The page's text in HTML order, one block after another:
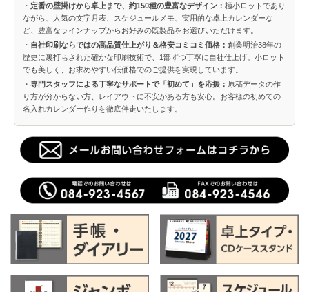
・ 定番の壁掛けから卓上まで、約150種の豊富なデザイン： 極小ロットであり
ながら、人気の文字月表、スケジュールメモ、実用的な卓上カレンダーな
ど、豊富なラインナップからお好みの既製品をお選びいただけます。
・ 自社印刷ならではの高品質仕上がり＆格安コミコミ価格： 創業明治38年の
歴史に裏打ちされた確かな印刷技術で、1部ずつ丁寧に自社仕上げ。小ロット
でも美しく、お求めやすい低価格でのご提供を実現しています。
・ 専門スタッフによる丁寧なサポートで「初めて」を応援： 原稿データの作
り方が分からない方、レイアウトに不安がある方も安心。お客様の初めての
名入れカレンダー作りを徹底伴走いたします。